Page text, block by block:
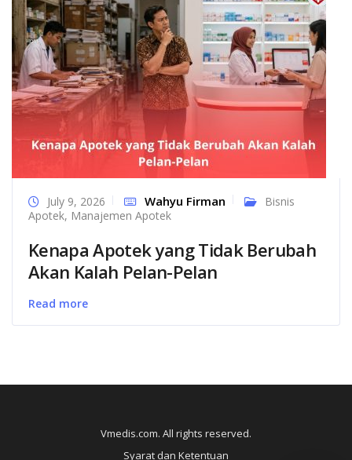
July 9, 2026 Wahyu Firman
Bisnis
Apotek, Manajemen Apotek
Kenapa Apotek yang Tidak Berubah
Akan Kalah Pelan-Pelan
Read more
Vmedis.com. All rights reserved.
Syarat dan Ketentuan